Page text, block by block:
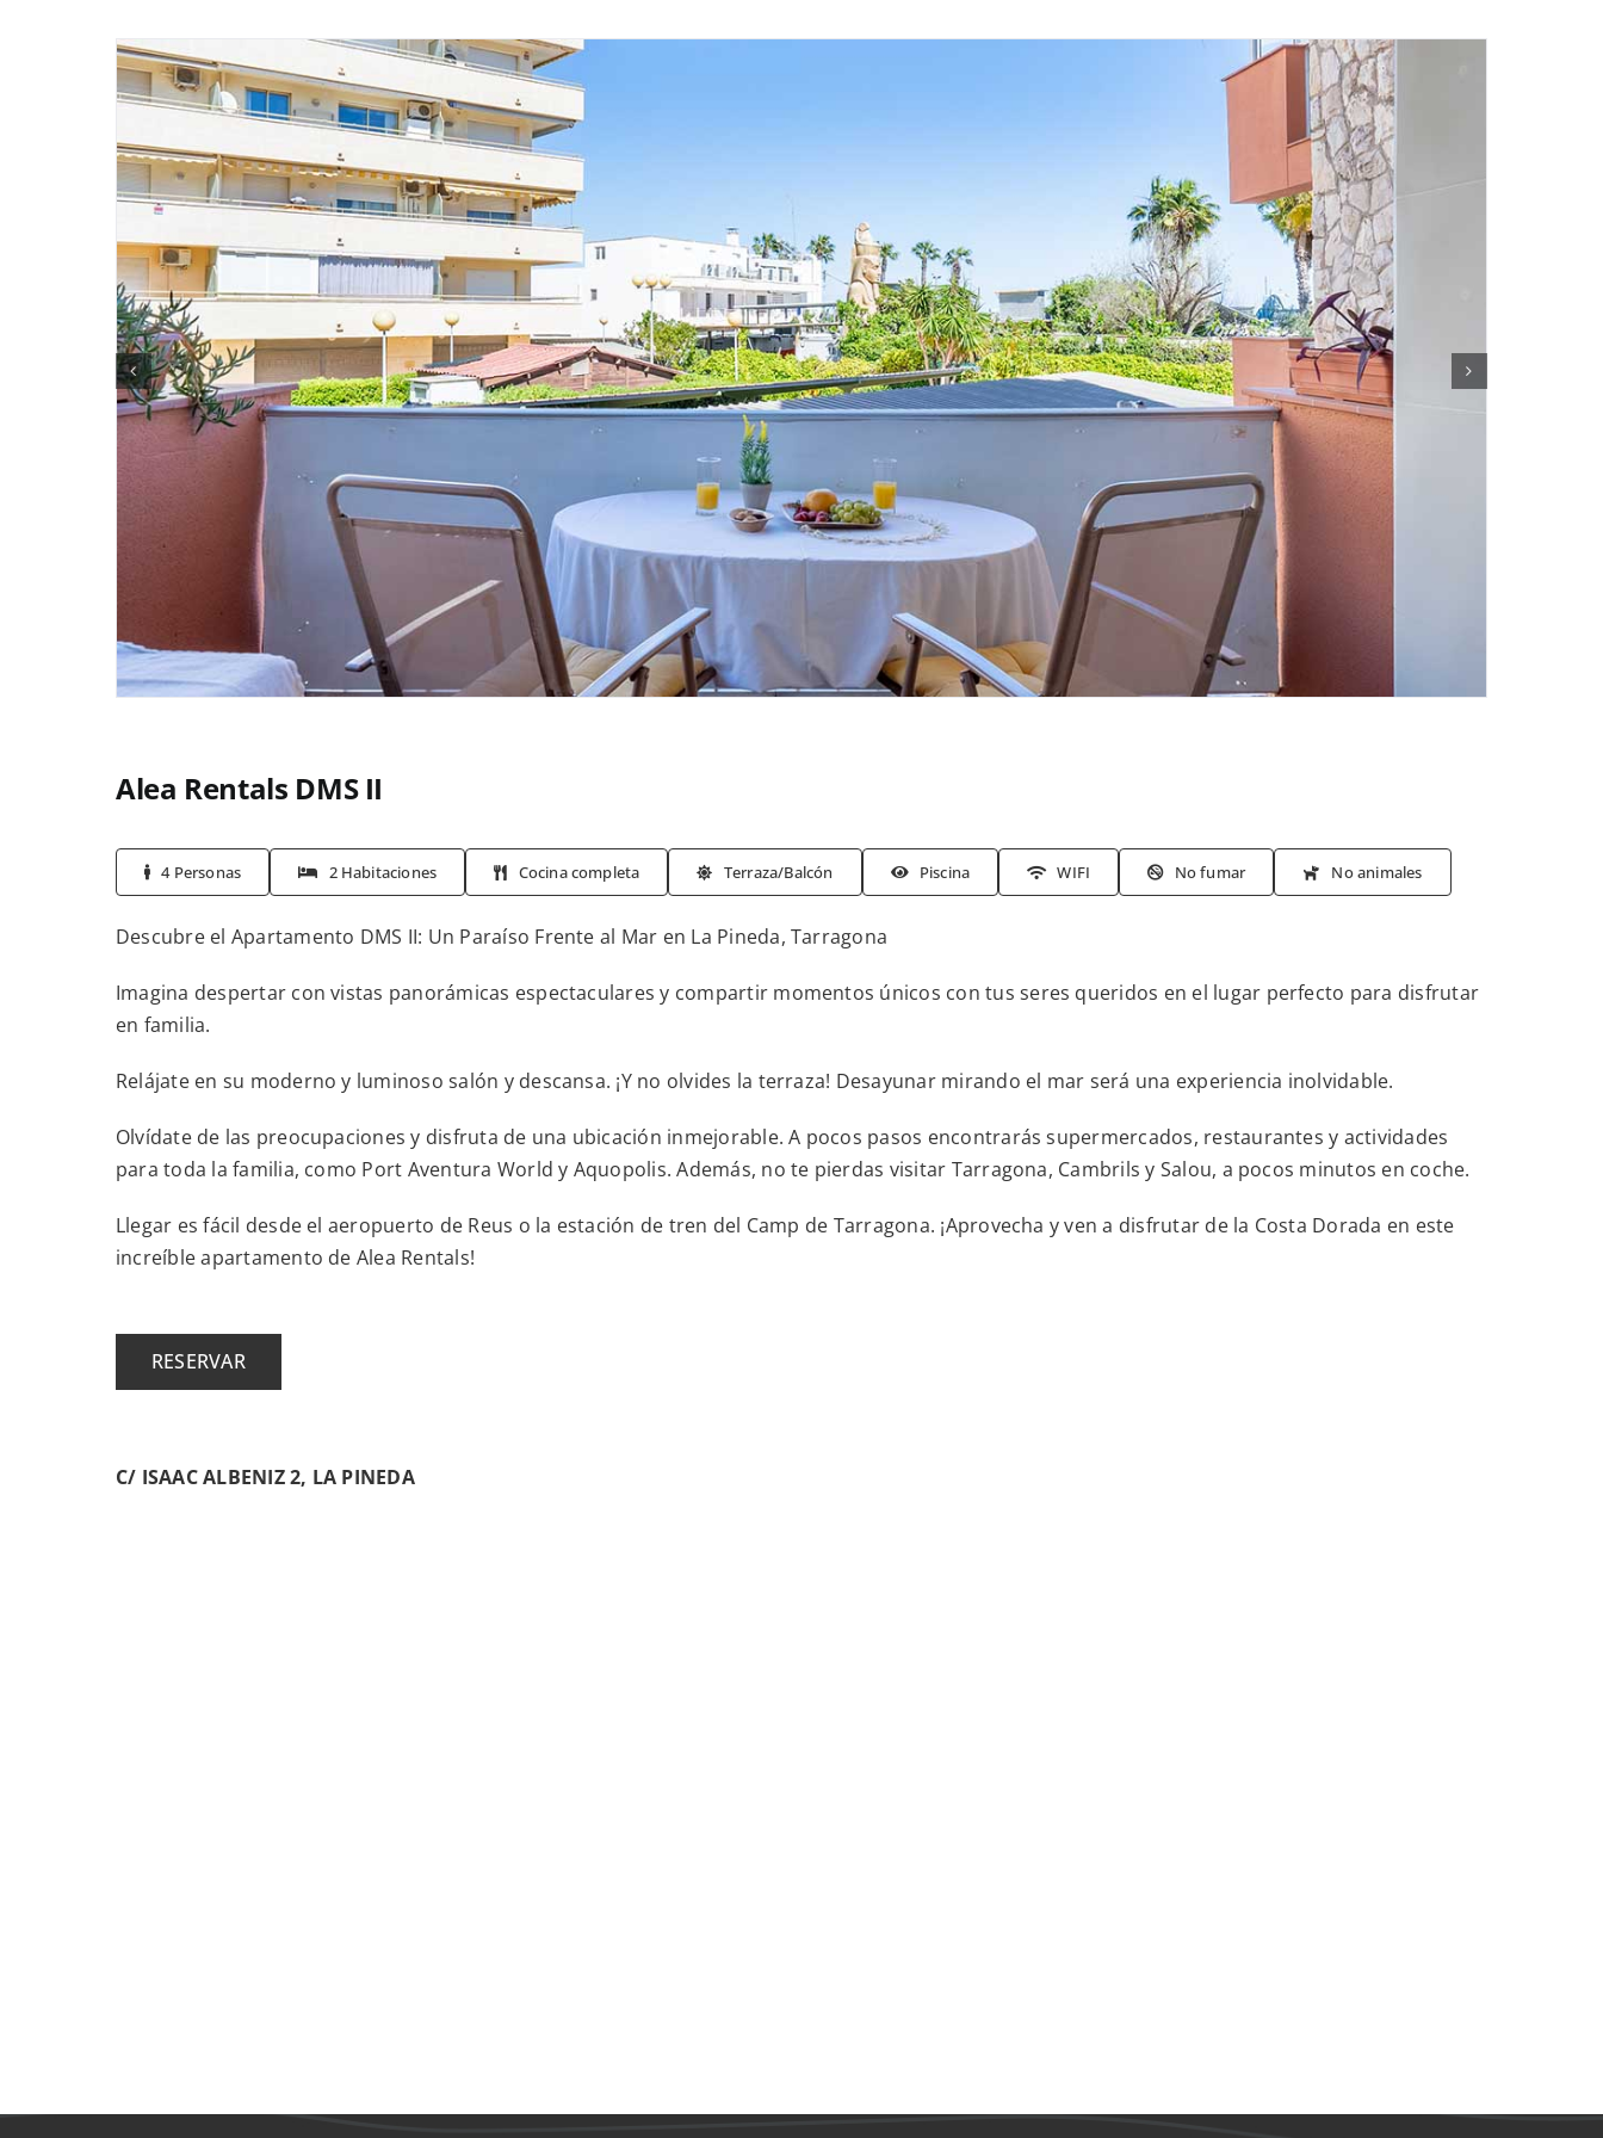
Alea Rentals DMS II
4 Personas 2 Habitaciones Cocina completa Terraza/Balcón Piscina WIFI No fumar No animales
Descubre el Apartamento DMS II: Un Paraíso Frente al Mar en La Pineda, Tarragona
Imagina despertar con vistas panorámicas espectaculares y compartir momentos únicos con tus seres queridos en el lugar perfecto para disfrutar
en familia.
Relájate en su moderno y luminoso salón y descansa. ¡Y no olvides la terraza! Desayunar mirando el mar será una experiencia inolvidable.
Olvídate de las preocupaciones y disfruta de una ubicación inmejorable. A pocos pasos encontrarás supermercados, restaurantes y actividades
para toda la familia, como Port Aventura World y Aquopolis. Además, no te pierdas visitar Tarragona, Cambrils y Salou, a pocos minutos en coche.
Llegar es fácil desde el aeropuerto de Reus o la estación de tren del Camp de Tarragona. ¡Aprovecha y ven a disfrutar de la Costa Dorada en este
increíble apartamento de Alea Rentals!
RESERVAR
C/ ISAAC ALBENIZ 2, LA PINEDA